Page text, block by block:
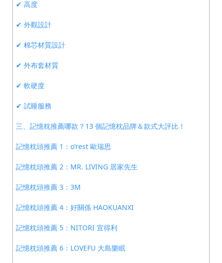
✔ 高度
✔ 外觀設計
✔ 棉芯材質設計
✔ 外布套材質
✔ 軟硬度
✔ 試睡服務
三、記憶枕推薦哪款？13 個記憶枕品牌＆款式大評比！
記憶枕頭推薦 1：o’rest 歐瑞思
記憶枕頭推薦 2：MR. LIVING 居家先生
記憶枕頭推薦 3：3M
記憶枕頭推薦 4：好關係 HAOKUANXI
記憶枕頭推薦 5：NITORI 宜得利
記憶枕頭推薦 6：LOVEFU 大島樂眠